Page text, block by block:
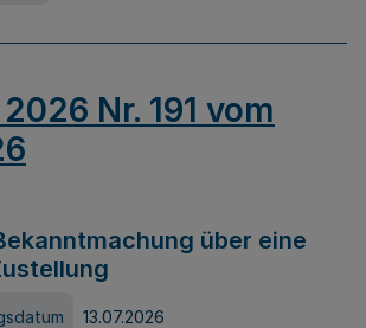
Nr. 191 vom
über eine
13.07.2026